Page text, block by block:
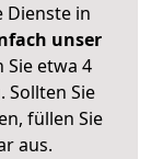
Dienste in
unser
etwa 4
Sollten Sie
füllen Sie
aus.